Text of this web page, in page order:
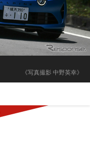
《写真撮影 中野英幸》